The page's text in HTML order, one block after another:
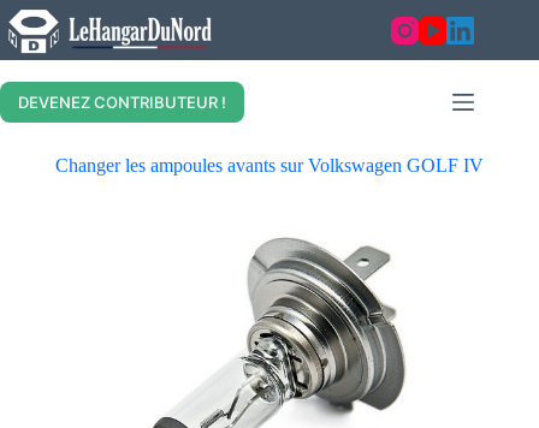
DEVENEZ CONTRIBUTEUR !
Changer les ampoules avants sur Volkswagen GOLF IV